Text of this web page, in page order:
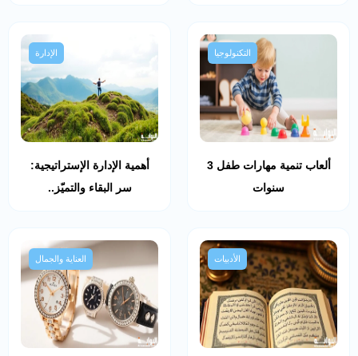
التكنولوجيا
ألعاب تنمية مهارات طفل 3
سنوات
الإدارة
أهمية الإدارة الإستراتيجية:
سر البقاء والتميّز..
الأدبيات العناية والجمال